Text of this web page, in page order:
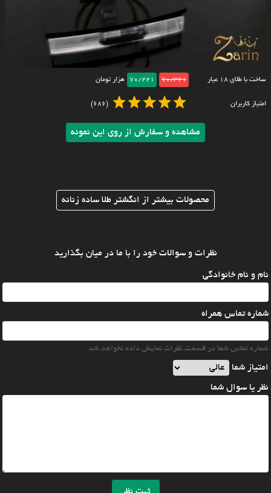
ساخت با طلای ۱۸ عیار 70/321
70/221 هزار تومان
امتیاز کاربران (686)
مشاهده و سفارش از روی این نمونه
محصولات بیشتر از انگشتر طلا ساده زنانه
نظرات و سوالات خود را با ما در میان بگذارید
نام و نام خانوادگی
شماره تماس همراه
شماره تماس شما در قسمت نظرات نمایش داده نخواهد شد.
امتیاز شما
نظر یا سوال شما